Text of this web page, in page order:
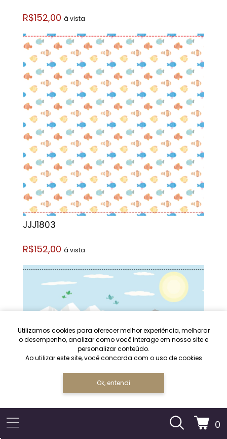
0
Utilizamos cookies para oferecer melhor experiência, melhorar
o desempenho, analizar como você interage em nosso site e
personalizar conteúdo.
Ao utilizar este site, você concorda com o uso de cookies
Ok, entendi
R$152,00 á vista
JJJ1803
R$152,00 á vista